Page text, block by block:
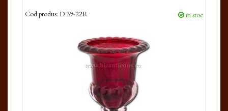
Cod produs: D 39-22R in stoc